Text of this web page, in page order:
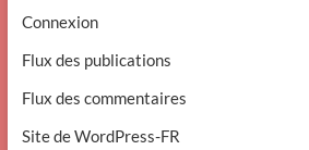
Connexion
Flux des publications
Flux des commentaires
Site de WordPress-FR